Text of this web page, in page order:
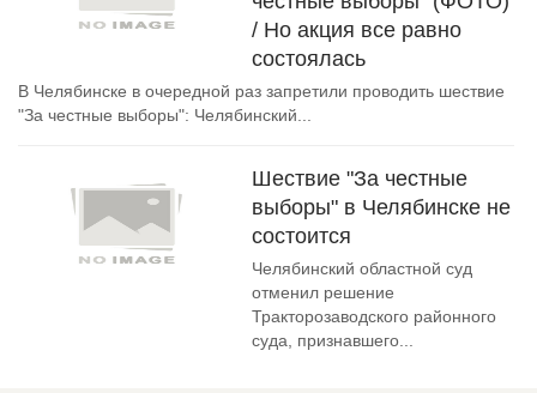
/ Но акция все равно
состоялась
В Челябинске в очередной раз запретили проводить шествие
"За честные выборы": Челябинский...
Шествие "За честные
выборы" в Челябинске не
состоится
Челябинский областной суд
отменил решение
Тракторозаводского районного
суда, признавшего...